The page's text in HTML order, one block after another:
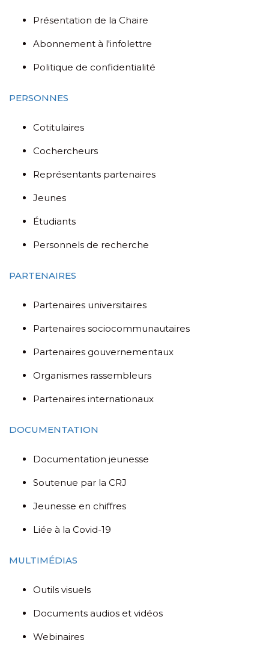
Présentation de la Chaire
Abonnement à l'infolettre
Politique de confidentialité
PERSONNES
Cotitulaires
Cochercheurs
Représentants partenaires
Jeunes
Étudiants
Personnels de recherche
PARTENAIRES
Partenaires universitaires
Partenaires sociocommunautaires
Partenaires gouvernementaux
Organismes rassembleurs
Partenaires internationaux
DOCUMENTATION
Documentation jeunesse
Soutenue par la CRJ
Jeunesse en chiffres
Liée à la Covid-19
MULTIMÉDIAS
Outils visuels
Documents audios et vidéos
Webinaires